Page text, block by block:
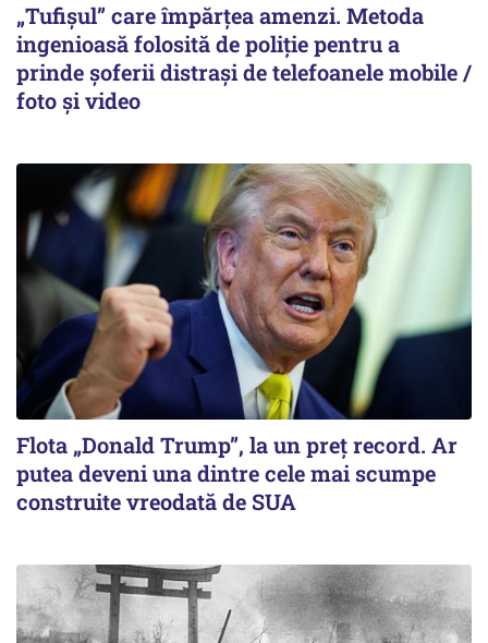
„Tufișul” care împărțea amenzi. Metoda
ingenioasă folosită de poliție pentru a
prinde șoferii distrași de telefoanele mobile /
foto și video
Flota „Donald Trump”, la un preț record. Ar
putea deveni una dintre cele mai scumpe
construite vreodată de SUA